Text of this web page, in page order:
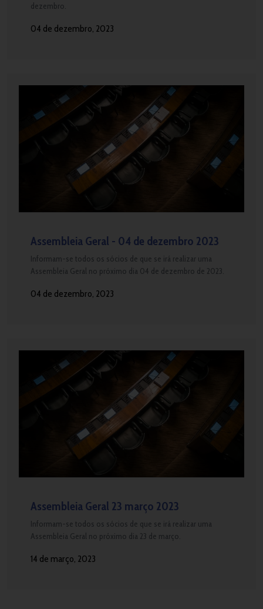
dezembro.
04 de dezembro, 2023
Assembleia Geral - 04 de dezembro 2023
Informam-se todos os sócios de que se irá realizar uma
Assembleia Geral no próximo dia 04 de dezembro de 2023.
04 de dezembro, 2023
Assembleia Geral 23 março 2023
Informam-se todos os sócios de que se irá realizar uma
Assembleia Geral no próximo dia 23 de março.
14 de março, 2023